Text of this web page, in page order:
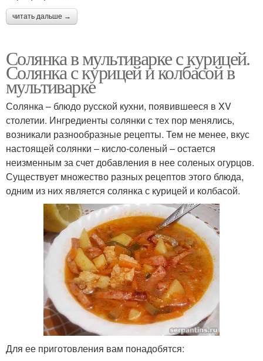
читать дальше →
Солянка в мультиварке с курицей.
Солянка с курицей и колбасой в
мультиварке
Солянка – блюдо русской кухни, появившееся в XV
столетии. Ингредиенты солянки с тех пор менялись,
возникали разнообразные рецепты. Тем не менее, вкус
настоящей солянки – кисло-соленый – остается
неизменным за счет добавления в нее соленых огурцов.
Существует множество разных рецептов этого блюда,
одним из них является солянка с курицей и колбасой.
Для ее приготовления вам понадобятся: